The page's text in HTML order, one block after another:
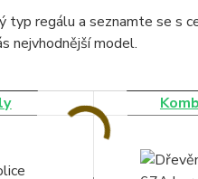
typ regálu a seznamte se s
nejvhodnější model.